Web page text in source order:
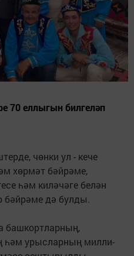
70 еллыгын билгеләп
чөнки ул - кече
хөрмәт бәйрәме,
һәм киләчәге белән
бәйрәме дә булды.
башкортларның,
һәм урысларның милли-